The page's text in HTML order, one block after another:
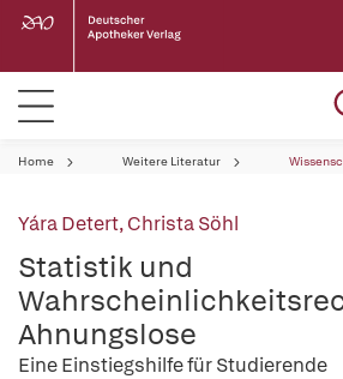
Home Weitere Literatur
Yára Detert,Christa Söhl
Statistik und
Ahnungslose
Eine Einstiegshilfe für Studierende